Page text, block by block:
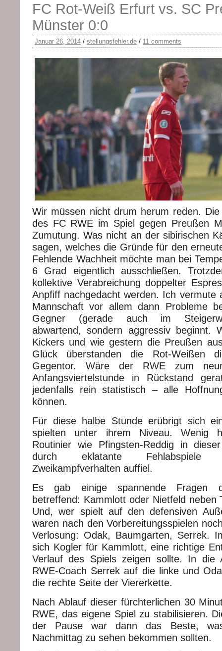
FC Rot-Weiß Erfurt vs. SC
Münster 0:0
Januar 26, 2014 / stellungsfehler.de / 11 comments
Wir müssen nicht drum herum reden.
des FC RWE im Spiel gegen Preußen
Zumutung. Was nicht an der sibirischen
sagen, welches die Gründe für den
Fehlende Wachheit möchte man bei
6 Grad eigentlich ausschließen.
kollektive Verabreichung doppelter
Anpfiff nachgedacht werden. Ich vermute
Mannschaft vor allem dann Probleme
Gegner (gerade auch im
abwartend, sondern aggressiv beginnt.
Kickers und wie gestern die Preußen
Glück überstanden die Rot-Weißen
Gegentor. Wäre der RWE zum
Anfangsviertelstunde in Rückstand
jedenfalls rein statistisch – alle
können.
Für diese halbe Stunde erübrigt sich
spielten unter ihrem Niveau. Wenig
Routinier wie Pfingsten-Reddig in
durch eklatante Fehlabspiele
Zweikampfverhalten auffiel.
Es gab einige spannende Fragen
betreffend: Kammlott oder Nietfeld neben
Und, wer spielt auf den defensiven
waren nach den Vorbereitungsspielen
Verlosung: Odak, Baumgarten, Serrek.
sich Kogler für Kammlott, eine richtige
Verlauf des Spiels zeigen sollte. In die
RWE-Coach Serrek auf die linke und
die rechte Seite der Viererkette.
Nach Ablauf dieser fürchterlichen 30
RWE, das eigene Spiel zu stabilisieren.
der Pause war dann das Beste,
Nachmittag zu sehen bekommen sollten.